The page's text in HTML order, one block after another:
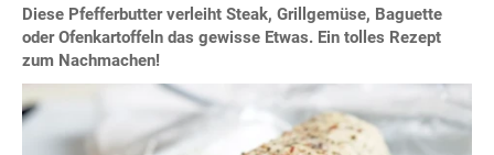
Diese Pfefferbutter verleiht Steak, Grillgemüse, Baguette
oder Ofenkartoffeln das gewisse Etwas. Ein tolles Rezept
zum Nachmachen!